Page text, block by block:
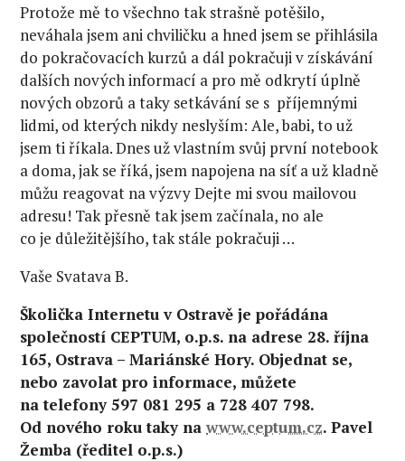
Protože mě to všechno tak strašně potěšilo,
neváhala jsem ani chviličku a hned jsem se přihlásila
do pokračovacích kurzů a dál pokračuji v získávání
dalších nových informací a pro mě odkrytí úplně
nových obzorů a taky setkávání se s příjemnými
lidmi, od kterých nikdy neslyším: Ale, babi, to už
jsem ti říkala. Dnes už vlastním svůj první notebook
a doma, jak se říká, jsem napojena na síť a už kladně
můžu reagovat na výzvy Dejte mi svou mailovou
adresu! Tak přesně tak jsem začínala, no ale
co je důležitějšího, tak stále pokračuji …
Vaše Svatava B.
Školička Internetu v Ostravě je pořádána
společností CEPTUM, o.p.s. na adrese 28. října
165, Ostrava – Mariánské Hory. Objednat se,
nebo zavolat pro informace, můžete
na telefony 597 081 295 a 728 407 798.
Od nového roku taky nawww.ceptum.cz. Pavel
Žemba (ředitel o.p.s.)